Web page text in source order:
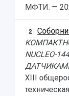
МФТИ. —
2
NUCLEO-
XIII